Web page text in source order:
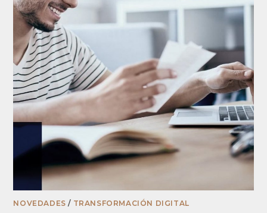
NOVEDADES / TRANSFORMACIÓN DIGITAL